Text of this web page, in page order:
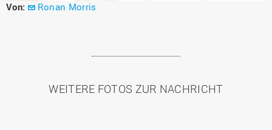
Von: Ronan Morris
WEITERE FOTOS ZUR NACHRICHT